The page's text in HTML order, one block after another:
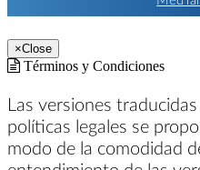
×Close
Términos y Condiciones
Las versiones
políticas legales se
modo de la comodidad